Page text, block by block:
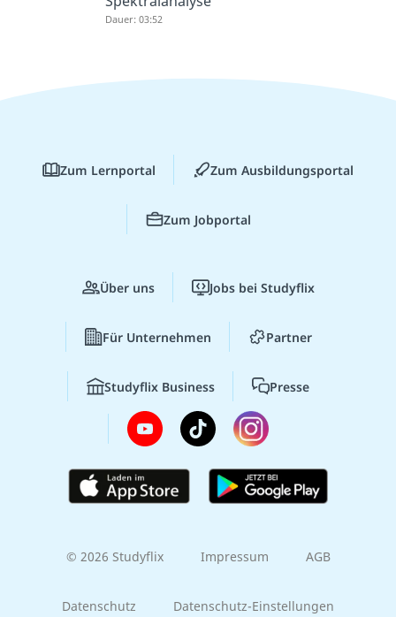
Dauer: 03:52
Zum Lernportal Zum Ausbildungsportal
Zum Jobportal
Über uns Jobs bei Studyflix
Für Unternehmen Partner
Studyflix Business Presse
© 2026 Studyflix Impressum AGB
Datenschutz Datenschutz-Einstellungen